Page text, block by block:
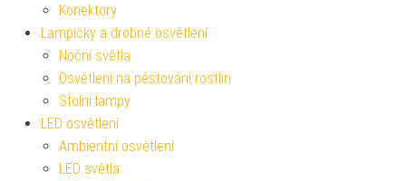
Konektory
Lampičky a drobné osvětlení
Noční světla
Osvětlení na pěstování rostlin
Stolní lampy
LED osvětlení
Ambientní osvětlení
LED světla